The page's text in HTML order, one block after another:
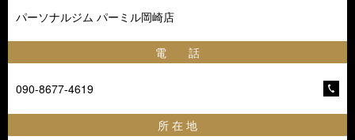
パーソナルジム パーミル岡崎店
電 話
090-8677-4619
所 在 地